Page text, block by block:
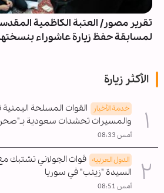
تقرير مصور/ العتبة الكاظمية
لمسابقة حفظ زيارة عاشوراء
الأكثر زيارة
خدمة الأخبار
القوات المسلحة
والمسيرات تحشدات سعودية
أمس 08:33
الدول العربیه قوات الجولاني تشتبك
السيدة "زينب" في سوريا
أمس 08:51